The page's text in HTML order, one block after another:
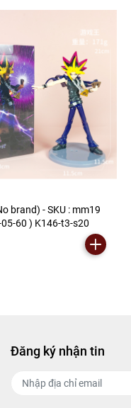
brand) - SKU : mm19
05-60 ) K146-t3-s20
Đăng ký nhận tin